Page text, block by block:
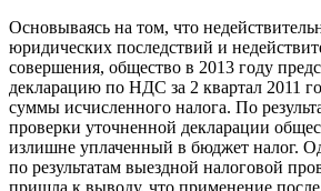
Основываясь на том, что
юридических последствий и
совершения, общество в 2013 году
декларацию по НДС за 2 квартал 2011
суммы исчисленного налога. По
проверки уточненной декларации
излишне уплаченный в бюджет налог.
по результатам выездной налоговой
пришла к выводу, что применение